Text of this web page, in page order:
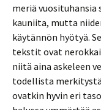
meriä
kauniita, mutta
käytännön hyötyä.
tekstit ovat
niitä aina askeleen
todellista
ovatkin hyvin eri